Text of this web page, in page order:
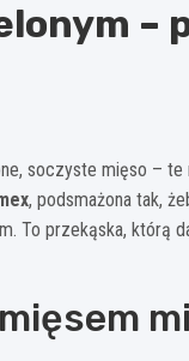
–
soczyste mięso –
, podsmażona tak,
To przekąska, którą